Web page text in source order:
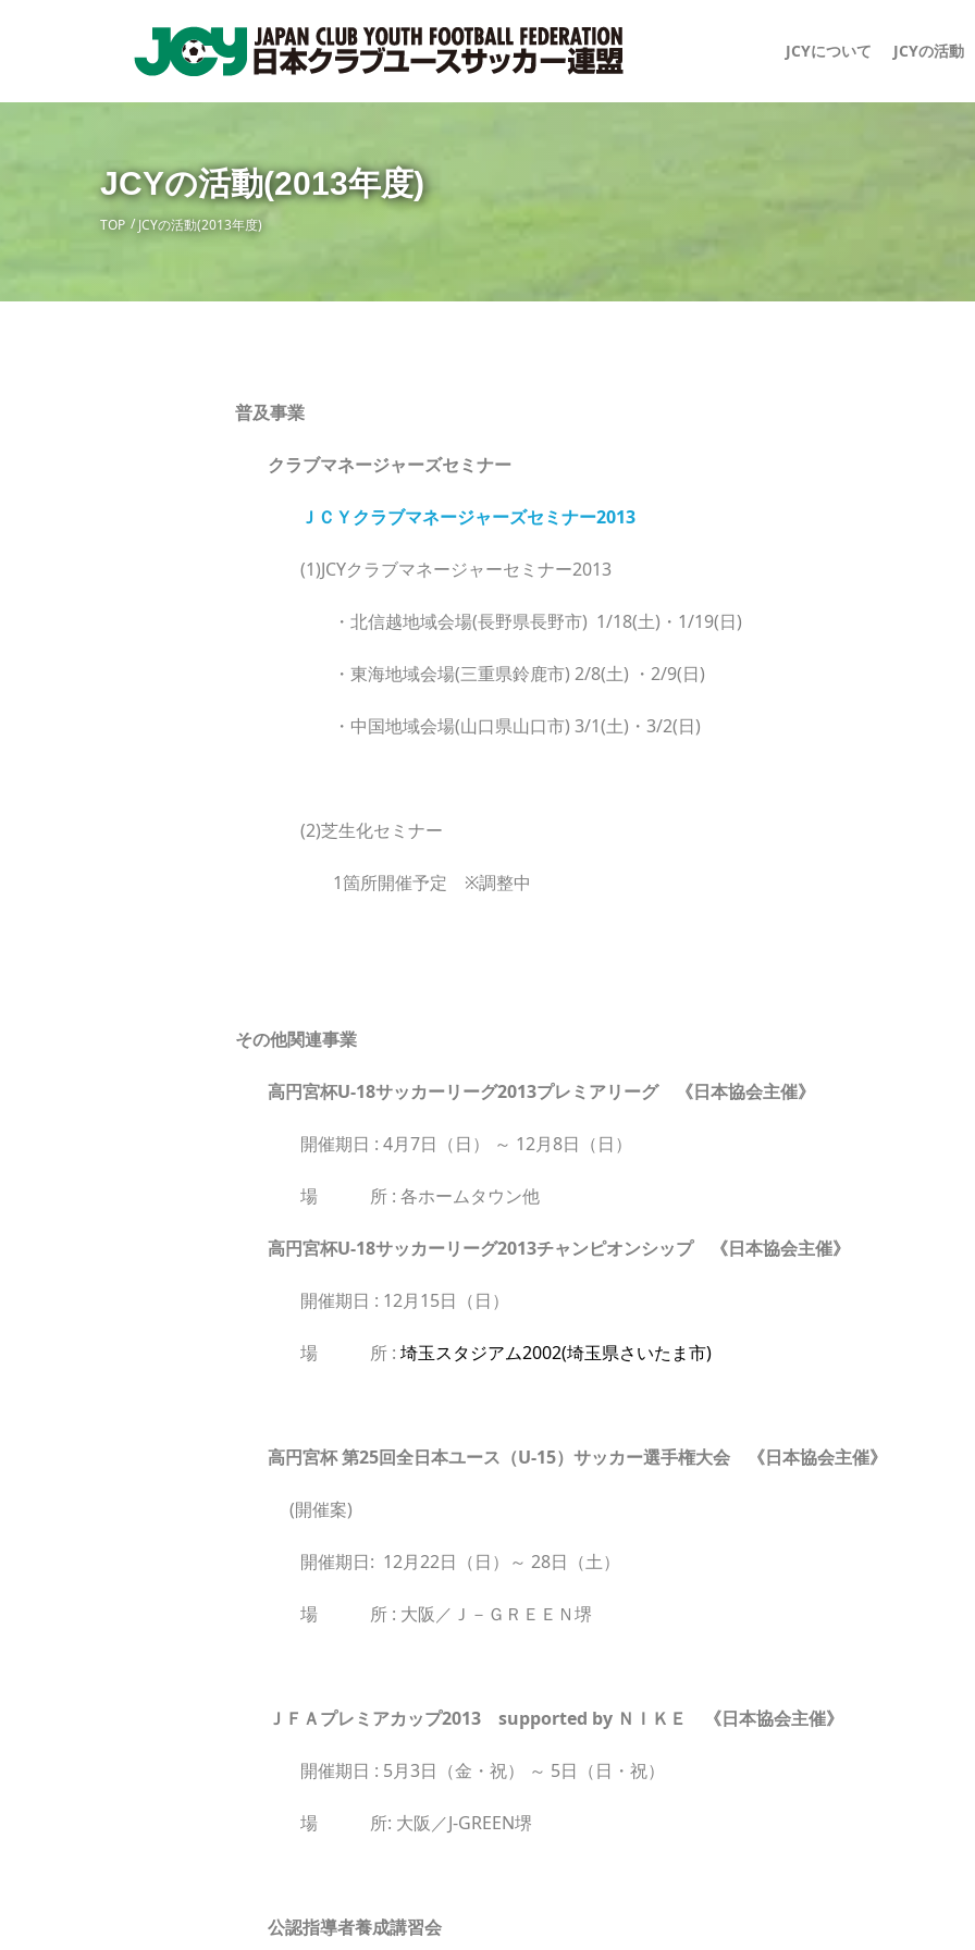
JCYについて JCYの活動
JCYの活動(2013年度)
TOP JCYの活動(2013年度)
普及事業
クラブマネージャーズセミナー
ＪＣＹクラブマネージャーズセミナー2013
(1)JCYクラブマネージャーセミナー2013
・北信越地域会場(長野県長野市) 1/18(土)・1/19(日)
・東海地域会場(三重県鈴鹿市) 2/8(土) ・2/9(日)
・中国地域会場(山口県山口市) 3/1(土)・3/2(日)
(2)芝生化セミナー
1箇所開催予定 ※調整中
その他関連事業
高円宮杯U-18サッカーリーグ2013プレミアリーグ 《日本協会主催》
開催期日 : 4月7日（日） ～ 12月8日（日）
場 所 : 各ホームタウン他
高円宮杯U-18サッカーリーグ2013チャンピオンシップ 《日本協会主催》
開催期日 : 12月15日（日）
場 所 : 埼玉スタジアム2002(埼玉県さいたま市)
高円宮杯 第25回全日本ユース（U-15）サッカー選手権大会 《日本協会主催》
(開催案)
開催期日: 12月22日（日）～ 28日（土）
場 所 : 大阪／Ｊ－ＧＲＥＥＮ堺
ＪＦＡプレミアカップ2013 supported by ＮＩＫＥ 《日本協会主催》
開催期日 : 5月3日（金・祝） ～ 5日（日・祝）
場 所: 大阪／J-GREEN堺
公認指導者養成講習会